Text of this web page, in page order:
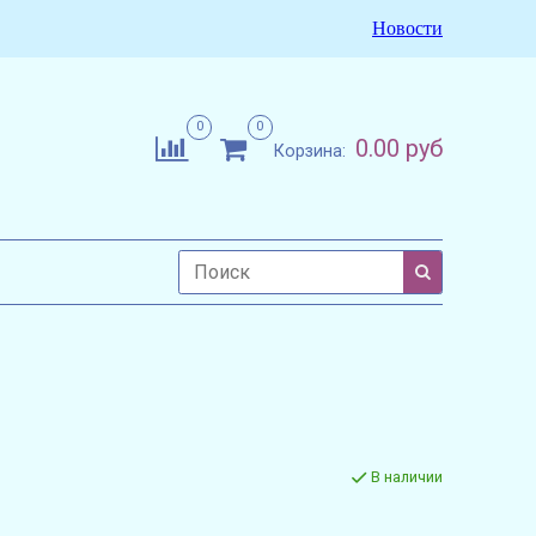
Новости
0 0
Корзина: 0.00 руб
В наличии